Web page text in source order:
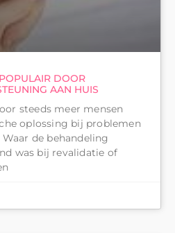
DOOR
AAN HUIS
steeds meer mensen
oplossing bij problemen
de behandeling
was bij revalidatie of